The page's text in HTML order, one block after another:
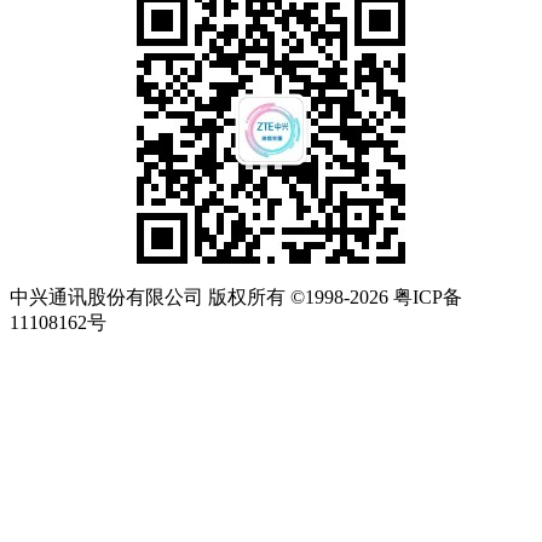
中兴通讯股份有限公司 版权所有 ©1998-2026 粤ICP备
11108162号